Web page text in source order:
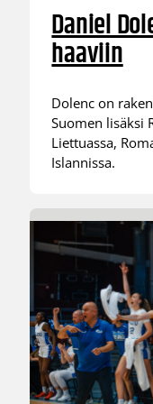
Daniel
haaviin
Dolenc on
Suomen lisäksi
Liettuassa,
Islannissa.